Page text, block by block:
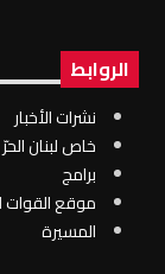
الروابط
نشرات الأخبار
خاص لبنان الحرّ
برامج
موقع القوات
المسيرة